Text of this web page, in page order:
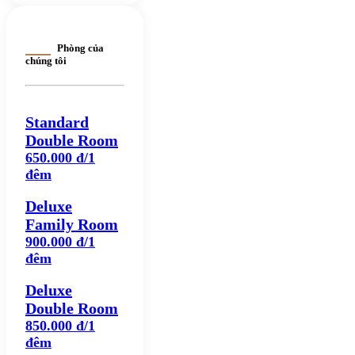
Phòng của
chúng tôi
Standard
Double Room
650.000 đ/1
đêm
Deluxe
Family Room
900.000 đ/1
đêm
Deluxe
Double Room
850.000 đ/1
đêm